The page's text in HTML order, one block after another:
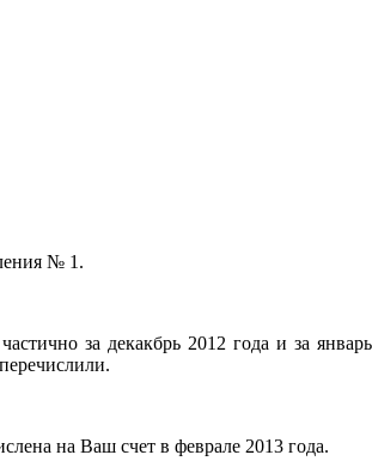
№ 1.
за декакбрь 2012 года и за
на Ваш счет в феврале 2013 года.